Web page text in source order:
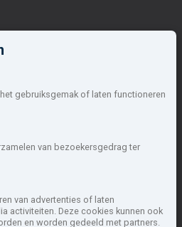
in 1.621 projecten de meest
Nederland.
gebruiksgemak of laten functioneren
van bezoekersgedrag ter
van advertenties of laten
activiteiten. Deze cookies kunnen ook
en worden gedeeld met partners.